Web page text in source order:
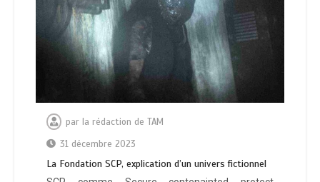
par la rédaction de TAM
31 décembre 2023
La Fondation SCP, explication d’un univers fictionnel